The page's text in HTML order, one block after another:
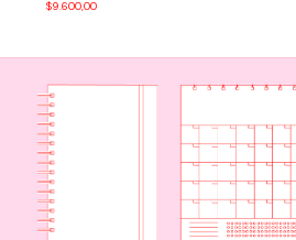
$9.600,00